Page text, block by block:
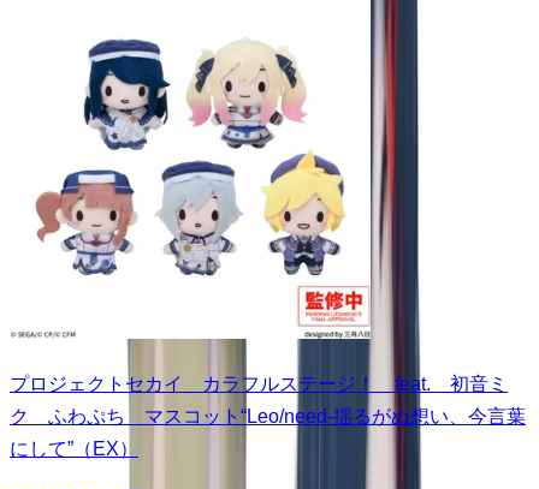
プロジェクトセカイ カラフルステージ！ feat. 初音ミ
ク ふわぷち マスコット“Leo/need-揺るがぬ想い、今言葉
にして”（EX）